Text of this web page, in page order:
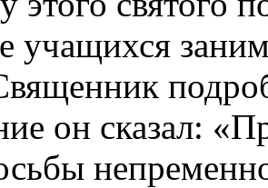
учащихся
он сказал: